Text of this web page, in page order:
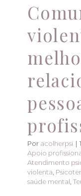
Por acolherpsi |
Apoio
Atendimento
violenta,
saúde mental,